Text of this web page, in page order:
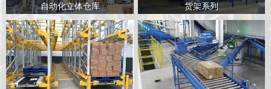
自动化立体仓库 货架系列